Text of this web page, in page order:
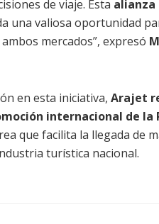
de viaje. Esta alianza
una valiosa oportunidad
mercados”, expresó
en esta iniciativa, Arajet
internacional de la
que facilita la llegada de
turística nacional.